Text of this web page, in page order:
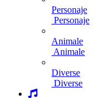
Personaje
Personaje
Animale
Animale
Diverse
Diverse